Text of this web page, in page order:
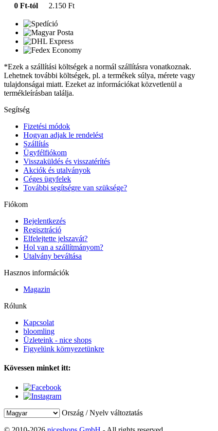
0 Ft-tól 2.150 Ft
*Ezek a szállítási költségek a normál szállításra vonatkoznak.
Lehetnek további költségek, pl. a termékek súlya, mérete vagy
tulajdonságai miatt. Ezeket az információkat közvetlenül a
termékleírásban találja.
Segítség
Fizetési módok
Hogyan adjak le rendelést
Szállítás
Ügyfélfiókom
Visszaküldés és visszatérítés
Akciók és utalványok
Céges ügyfelek
További segítségre van szüksége?
Fiókom
Bejelentkezés
Regisztráció
Elfelejtette jelszavát?
Hol van a szállítmányom?
Utalvány beváltása
Hasznos információk
Magazin
Rólunk
Kapcsolat
bloomling
Üzleteink - nice shops
Figyelünk környezetünkre
Kövessen minket itt:
Ország / Nyelv változtatás